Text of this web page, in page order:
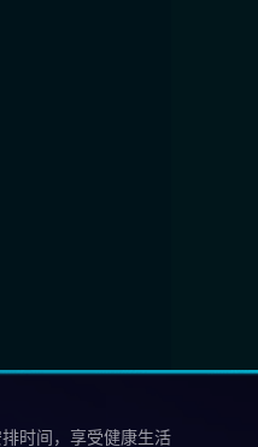
时间，享受健康生活